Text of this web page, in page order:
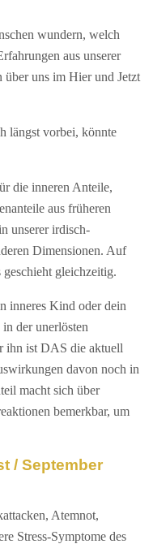
wundern, welch
aus unserer
uns im Hier und Jetzt
längst vorbei, könnte
die inneren Anteile,
aus früheren
unserer irdisch-
Dimensionen. Auf
gleichzeitig.
inneres Kind oder dein
der unerlösten
ihn ist DAS die aktuell
davon noch in
macht sich über
bemerkbar, um
/ September
Atemnot,
Stress-Symptome des